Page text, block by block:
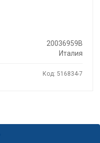
20036959B
Италия
Код: 516834-7